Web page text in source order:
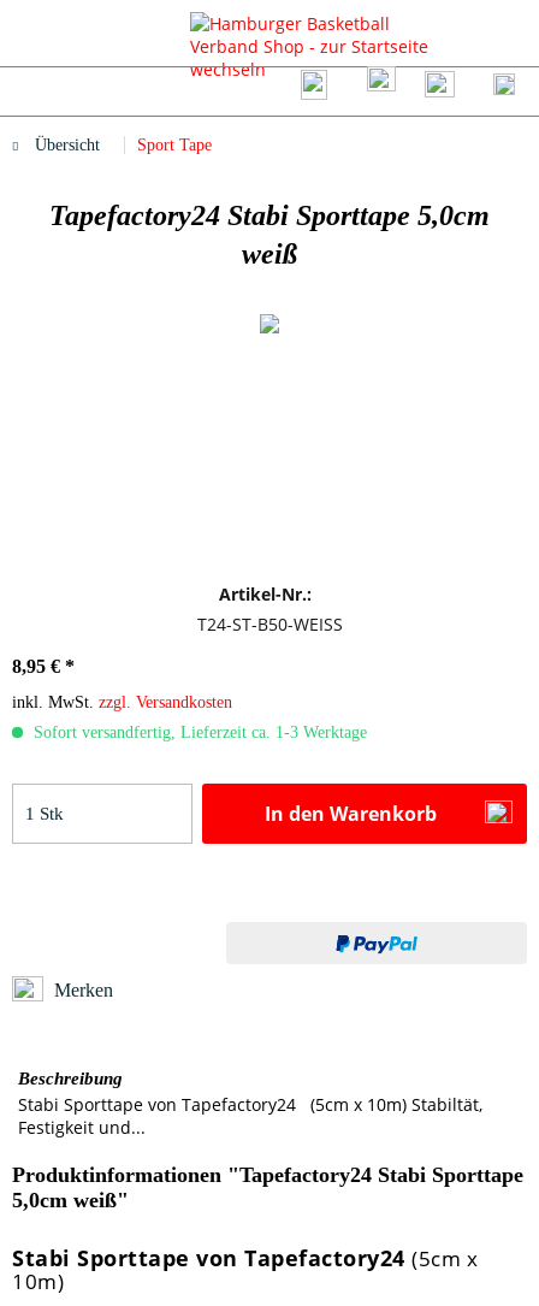
Übersicht Sport Tape
Tapefactory24 Stabi Sporttape 5,0cm
weiß
Artikel-Nr.:
T24-ST-B50-WEISS
8,95 € *
inkl. MwSt. zzgl. Versandkosten
Sofort versandfertig, Lieferzeit ca. 1-3 Werktage
In den Warenkorb
Merken
Beschreibung
Stabi Sporttape von Tapefactory24 (5cm x 10m) Stabiltät,
Festigkeit und...
Produktinformationen "Tapefactory24 Stabi Sporttape
5,0cm weiß"
Stabi Sporttape von Tapefactory24 (5cm x
10m)